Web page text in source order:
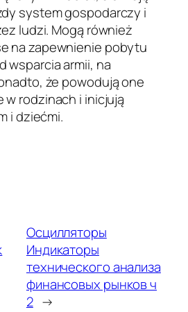
system gospodarczy i
ludzi. Mogą również
na zapewnienie pobytu
wsparcia armii, na
że powodują one
w rodzinach i inicjują
i dziećmi.
Осцилляторы
Индикаторы
технического анализа
финансовых рынков ч
2 →